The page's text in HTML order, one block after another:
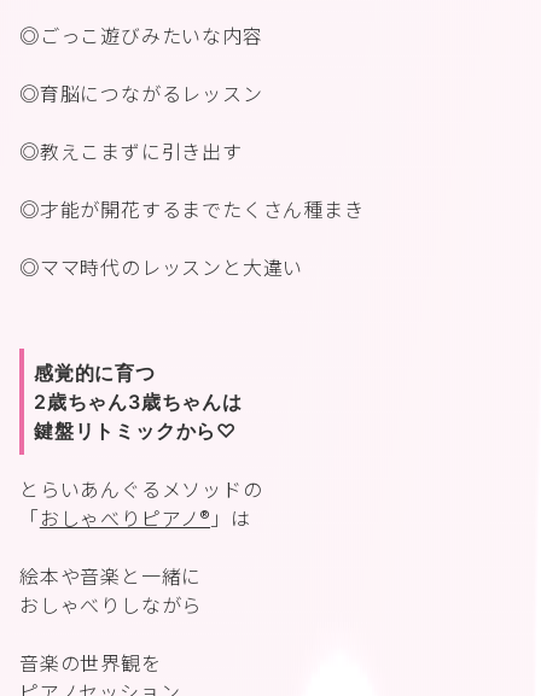
◎ごっこ遊びみたいな内容
◎育脳につながるレッスン
◎教えこまずに引き出す
◎才能が開花するまでたくさん種まき
◎ママ時代のレッスンと大違い
感覚的に育つ
2歳ちゃん3歳ちゃんは
鍵盤リトミックから♡
とらいあんぐるメソッドの
「おしゃべりピアノ®︎ 」は
絵本や音楽と一緒に
おしゃべりしながら
音楽の世界観を